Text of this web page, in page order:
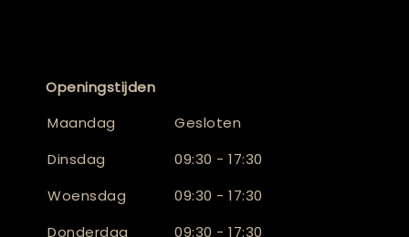
Openingstijden
Maandag
Gesloten
Dinsdag
09:30 - 17:30
Woensdag
09:30 - 17:30
Donderdag
09:30 - 17:30